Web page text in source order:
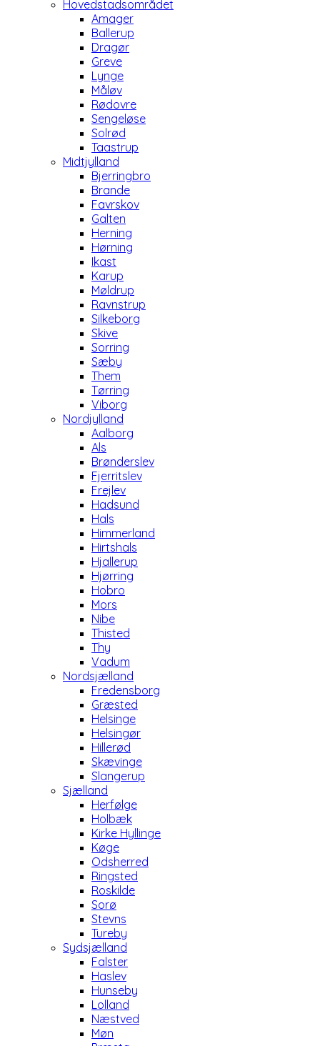
Hovedstadsområdet
Amager
Ballerup
Dragør
Greve
Lynge
Måløv
Rødovre
Sengeløse
Solrød
Taastrup
Midtjylland
Bjerringbro
Brande
Favrskov
Galten
Herning
Hørning
Ikast
Karup
Møldrup
Ravnstrup
Silkeborg
Skive
Sorring
Sæby
Them
Tørring
Viborg
Nordjylland
Aalborg
Als
Brønderslev
Fjerritslev
Frejlev
Hadsund
Hals
Himmerland
Hirtshals
Hjallerup
Hjørring
Hobro
Mors
Nibe
Thisted
Thy
Vadum
Nordsjælland
Fredensborg
Græsted
Helsinge
Helsingør
Hillerød
Skævinge
Slangerup
Sjælland
Herfølge
Holbæk
Kirke Hyllinge
Køge
Odsherred
Ringsted
Roskilde
Sorø
Stevns
Tureby
Sydsjælland
Falster
Haslev
Hunseby
Lolland
Næstved
Møn